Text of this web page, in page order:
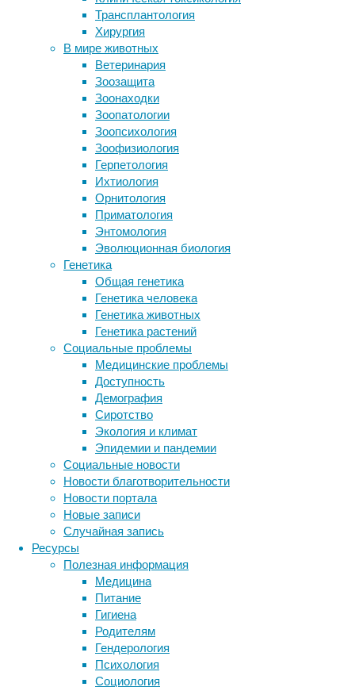
Трансплантология
Хирургия
В мире животных
Ветеринария
Зоозащита
Зоонаходки
Зоопатологии
Зоопсихология
Зоофизиология
Герпетология
Ихтиология
Орнитология
Приматология
Энтомология
Эволюционная биология
Генетика
Общая генетика
Генетика человека
Генетика животных
Генетика растений
Социальные проблемы
Медицинские проблемы
Доступность
Демография
Сиротство
Экология и климат
Эпидемии и пандемии
Социальные новости
Новости благотворительности
Новости портала
Новые записи
Случайная запись
Ресурсы
Полезная информация
Медицина
Питание
Гигиена
Родителям
Гендерология
Психология
Социология
психиатрия,
сон
Хватит
считать
овец
перед
сном
пить
теплое
молоко,
есть
более
эффективный
способ
борьбы
хронической
бессонницей
–
когнитивно-
поведенческая
психотерапия.
Как
утверждают
авторы
нового
исследования,
такое
лечение
достаточно
эффективно,
но
миниатюризации рептилий
Слуховая «специализация»
оказалась поздним приобретением
китообразных
Когда «гормон любви» становится
«гормоном тревоги»
Найдены гены быстрого и
медленного сна у мышей
Недра Земли остывают намного
быстрее, чем считалось
Следите за новостями